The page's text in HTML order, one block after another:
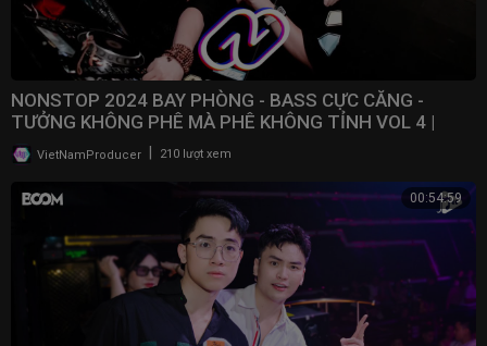
NONSTOP 2024 BAY PHÒNG - BASS CỰC CĂNG -
TƯỞNG KHÔNG PHÊ MÀ PHÊ KHÔNG TỈNH VOL 4 |
NONSTOP VN
VietNamProducer 210 lượt xem
00:54:59